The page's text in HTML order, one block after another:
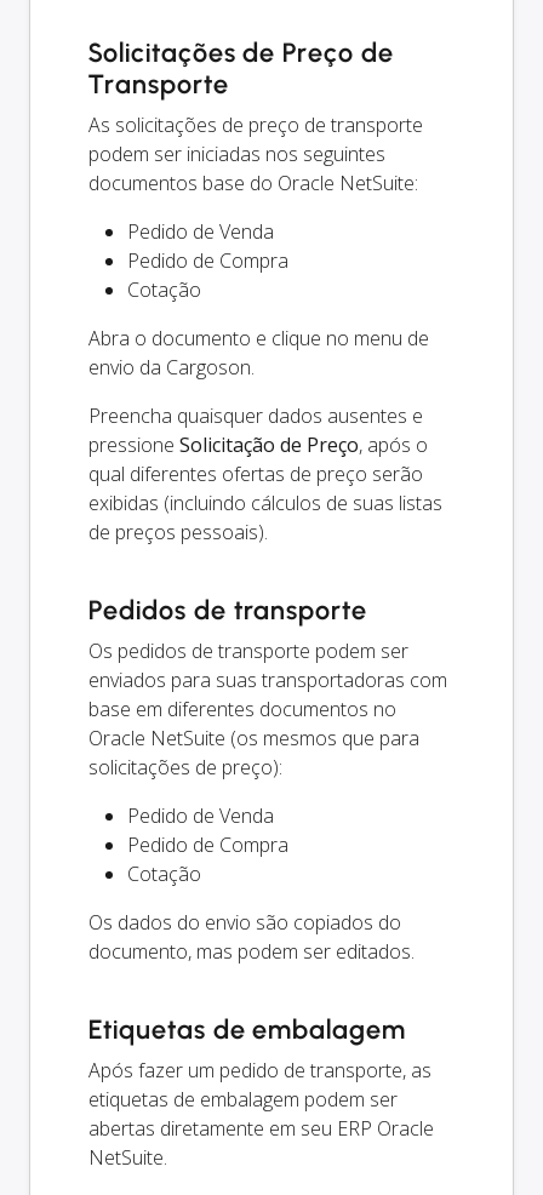
Solicitações de Preço de
Transporte
As solicitações de preço de transporte
podem ser iniciadas nos seguintes
documentos base do Oracle NetSuite:
Pedido de Venda
Pedido de Compra
Cotação
Abra o documento e clique no menu de
envio da Cargoson.
Preencha quaisquer dados ausentes e
pressione Solicitação de Preço, após o
qual diferentes ofertas de preço serão
exibidas (incluindo cálculos de suas listas
de preços pessoais).
Pedidos de transporte
Os pedidos de transporte podem ser
enviados para suas transportadoras com
base em diferentes documentos no
Oracle NetSuite (os mesmos que para
solicitações de preço):
Pedido de Venda
Pedido de Compra
Cotação
Os dados do envio são copiados do
documento, mas podem ser editados.
Etiquetas de embalagem
Após fazer um pedido de transporte, as
etiquetas de embalagem podem ser
abertas diretamente em seu ERP Oracle
NetSuite.